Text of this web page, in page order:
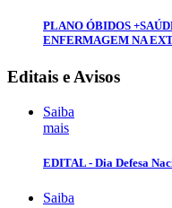
PLANO ÓBIDOS
ENFERMAGEM NA
Editais e Avisos
Saiba
mais
EDITAL - Dia Defesa
Saiba